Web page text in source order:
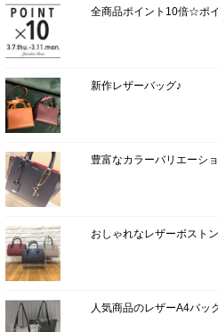
全商品ポイント10倍☆ポ
新作レザーバッグ♪
豊富なカラーバリエーシ
おしゃれなレザーボスト
人気商品のレザーA4バッ